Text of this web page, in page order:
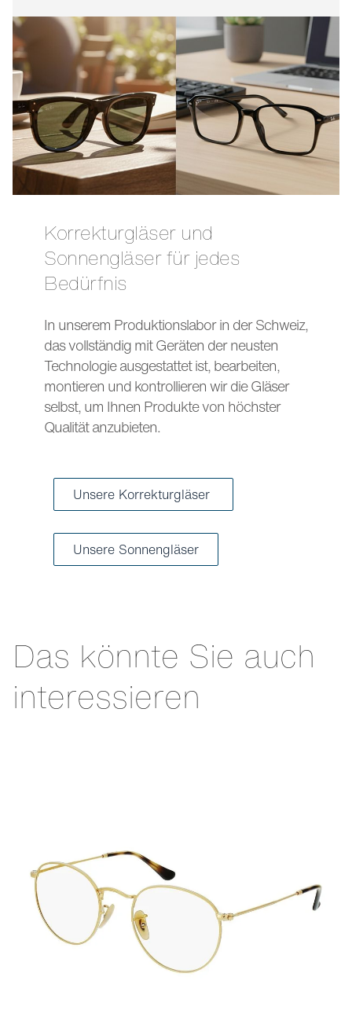
Korrekturgläser und
Sonnengläser für jedes
Bedürfnis
In unserem Produktionslabor in der Schweiz,
das vollständig mit Geräten der neusten
Technologie ausgestattet ist, bearbeiten,
montieren und kontrollieren wir die Gläser
selbst, um Ihnen Produkte von höchster
Qualität anzubieten.
Unsere Korrekturgläser
Unsere Sonnengläser
Das könnte Sie auch
interessieren